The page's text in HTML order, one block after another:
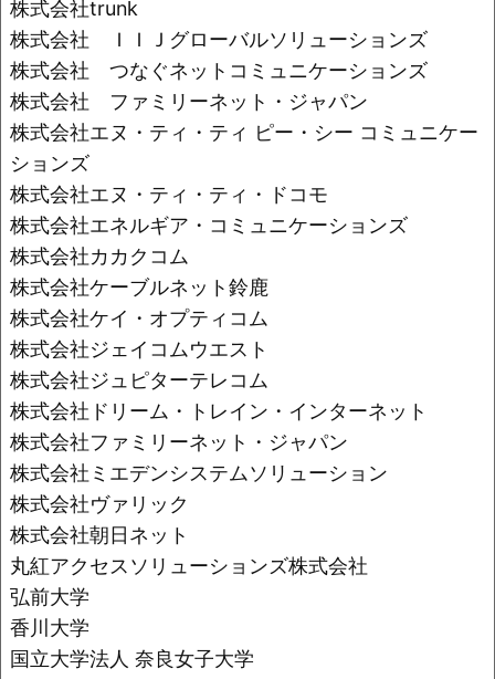
株式会社trunk
株式会社 ＩＩＪグローバルソリューションズ
株式会社 つなぐネットコミュニケーションズ
株式会社 ファミリーネット・ジャパン
株式会社エヌ・ティ・ティ ピー・シー コミュニケー
ションズ
株式会社エヌ・ティ・ティ・ドコモ
株式会社エネルギア・コミュニケーションズ
株式会社カカクコム
株式会社ケーブルネット鈴鹿
株式会社ケイ・オプティコム
株式会社ジェイコムウエスト
株式会社ジュピターテレコム
株式会社ドリーム・トレイン・インターネット
株式会社ファミリーネット・ジャパン
株式会社ミエデンシステムソリューション
株式会社ヴァリック
株式会社朝日ネット
丸紅アクセスソリューションズ株式会社
弘前大学
香川大学
国立大学法人 奈良女子大学